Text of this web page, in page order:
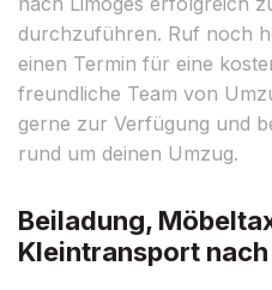
durchzuführen. Ruf noch
einen Termin für eine
freundliche Team von
gerne zur Verfügung und
rund um deinen Umzug.
Beiladung,
Kleintransport